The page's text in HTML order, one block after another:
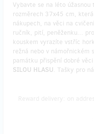
Vybavte se na léto
rozměrech 37x45 cm,
nákupech, na věci na
ručník, pití, peněženku...
kouskem vyrazíte vstříc
režná nebo v
památku přispění dobré
SILOU HLASU. Tašky pro